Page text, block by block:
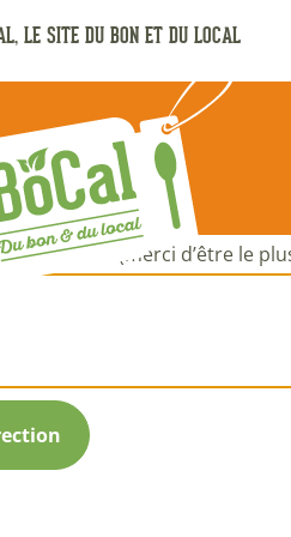
LE SITE DU BON ET DU LOCAL
à apporter (merci d’être le